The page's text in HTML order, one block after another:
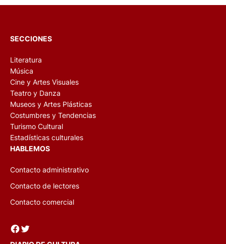
SECCIONES
Literatura
Música
Cine y Artes Visuales
Teatro y Danza
Museos y Artes Plásticas
Costumbres y Tendencias
Turismo Cultural
Estadísticas culturales
HABLEMOS
Contacto administrativo
Contacto de lectores
Contacto comercial
Facebook Twitter